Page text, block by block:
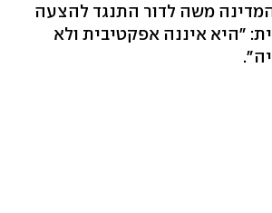
משה לדור התנגד להצעה
"היא איננה אפקטיבית ולא